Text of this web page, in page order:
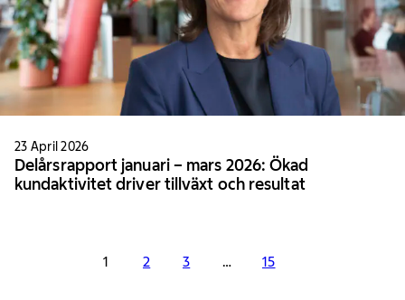
23 April 2026
Delårsrapport januari – mars 2026: Ökad
kundaktivitet driver tillväxt och resultat
1 2 3 … 15